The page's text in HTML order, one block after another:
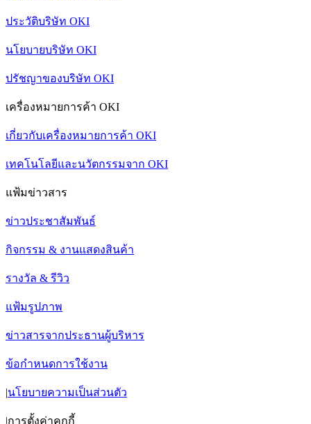
ประวัติบริษัท OKI
นโยบายบริษัท OKI
ปรัชญาของบริษัท OKI
เครื่องหมายการค้า OKI
เกี่ยวกับเครื่องหมายการค้า OKI
เทคโนโลยีและนวัตกรรมจาก OKI
แฟ้มข่าวสาร
ข่าวประชาสัมพันธ์
กิจกรรม & งานแสดงสินค้า
รางวัล & รีวิว
แฟ้มรูปภาพ
ข่าวสารจากประธานผู้บริหาร
ข้อกำหนดการใช้งาน
|นโยบายความเป็นส่วนตัว
|การตั้งค่าคุกกี้